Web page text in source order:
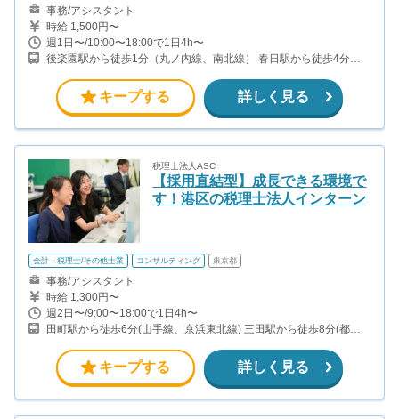
事務/アシスタント
時給 1,500円〜
週1日〜/10:00〜18:00で1日4h〜
後楽園駅から徒歩1分（丸ノ内線、南北線） 春日駅から徒歩4分
(その際の旅費交通費は当社負担となります)
キープする 詳しく見る
税理士法人ASC
【採用直結型】成長できる環境で
す！港区の税理士法人インターン
会計・税理士/その他士業 コンサルティング 東京都
事務/アシスタント
時給 1,300円〜
週2日〜/9:00〜18:00で1日4h〜
田町駅から徒歩6分(山手線、京浜東北線) 三田駅から徒歩8分(都営
キープする 詳しく見る